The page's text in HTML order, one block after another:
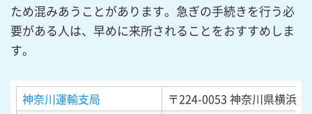
ため混みあうことがあります。急ぎの手続きを行う必
要がある人は、早めに来所されることをおすすめしま
す。
神奈川運輸支局 〒224-0053 神奈川県横浜